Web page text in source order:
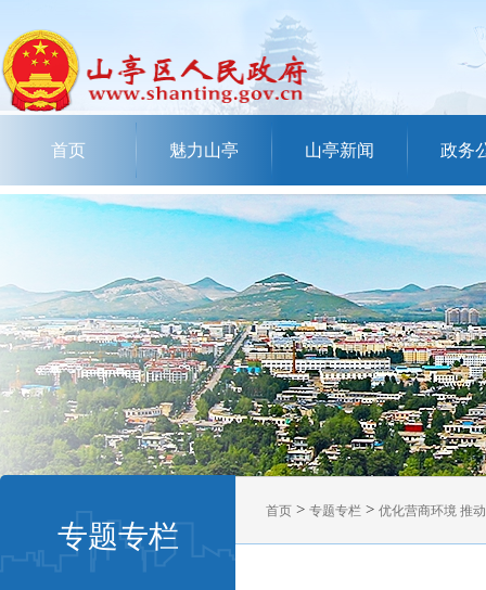
首页 魅力山亭 山亭新闻 政务
专题专栏
首页 > 专题专栏 > 优化营商环境 推